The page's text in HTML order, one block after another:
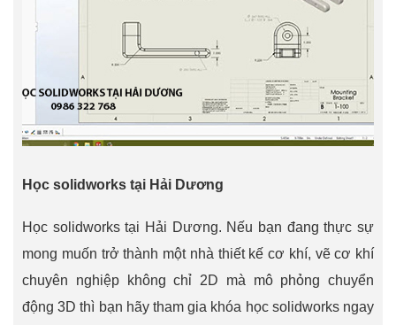
Học solidworks tại Hải Dương
Học solidworks tại Hải Dương. Nếu bạn đang thực sự
mong muốn trở thành một nhà thiết kế cơ khí, vẽ cơ khí
chuyên nghiệp không chỉ 2D mà mô phỏng chuyển
động 3D thì bạn hãy tham gia khóa học solidworks ngay